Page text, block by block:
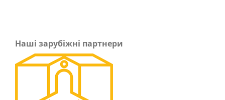
Наші зарубіжні партнери